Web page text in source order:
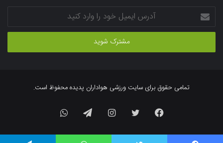
آدرس
ایمیل
خود
وارد
تمامی حقوق برای سایت ورزشی هواداران پدیده محفوظ است.
فیسبوک توییتر اینستاگرام تلگرام
آپ